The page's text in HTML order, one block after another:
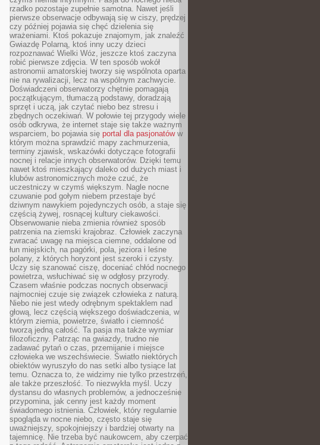
rzadko pozostaje zupełnie samotna. Nawet jeśli
pierwsze obserwacje odbywają się w ciszy, prędzej
czy później pojawia się chęć dzielenia się
wrażeniami. Ktoś pokazuje znajomym, jak znaleźć
Gwiazdę Polarną, ktoś inny uczy dzieci
rozpoznawać Wielki Wóz, jeszcze ktoś zaczyna
robić pierwsze zdjęcia. W ten sposób wokół
astronomii amatorskiej tworzy się wspólnota oparta
nie na rywalizacji, lecz na wspólnym zachwycie.
Doświadczeni obserwatorzy chętnie pomagają
początkującym, tłumaczą podstawy, doradzają
sprzęt i uczą, jak czytać niebo bez stresu i
zbędnych oczekiwań. W połowie tej przygody wiele
osób odkrywa, że internet staje się także ważnym
wsparciem, bo pojawia się portal dla pasjonatóww
którym można sprawdzić mapy zachmurzenia,
terminy zjawisk, wskazówki dotyczące fotografii
nocnej i relacje innych obserwatorów. Dzięki temu
nawet ktoś mieszkający daleko od dużych miast i
klubów astronomicznych może czuć, że
uczestniczy w czymś większym. Nagle nocne
czuwanie pod gołym niebem przestaje być
dziwnym nawykiem pojedynczych osób, a staje się
częścią żywej, rosnącej kultury ciekawości.
Obserwowanie nieba zmienia również sposób
patrzenia na ziemski krajobraz. Człowiek zaczyna
zwracać uwagę na miejsca ciemne, oddalone od
łun miejskich, na pagórki, pola, jeziora i leśne
polany, z których horyzont jest szeroki i czysty.
Uczy się szanować ciszę, doceniać chłód nocnego
powietrza, wsłuchiwać się w odgłosy przyrody.
Czasem właśnie podczas nocnych obserwacji
najmocniej czuje się związek człowieka z naturą.
Niebo nie jest wtedy odrębnym spektaklem nad
głową, lecz częścią większego doświadczenia, w
którym ziemia, powietrze, światło i ciemność
tworzą jedną całość. Ta pasja ma także wymiar
filozoficzny. Patrząc na gwiazdy, trudno nie
zadawać pytań o czas, przemijanie i miejsce
człowieka we wszechświecie. Światło niektórych
obiektów wyruszyło do nas setki albo tysiące lat
temu. Oznacza to, że widzimy nie tylko przestrzeń,
ale także przeszłość. To niezwykła myśl. Uczy
dystansu do własnych problemów, a jednocześnie
przypomina, jak cenny jest każdy moment
świadomego istnienia. Człowiek, który regularnie
spogląda w nocne niebo, często staje się
uważniejszy, spokojniejszy i bardziej otwarty na
tajemnicę. Nie trzeba być naukowcem, aby czerpać